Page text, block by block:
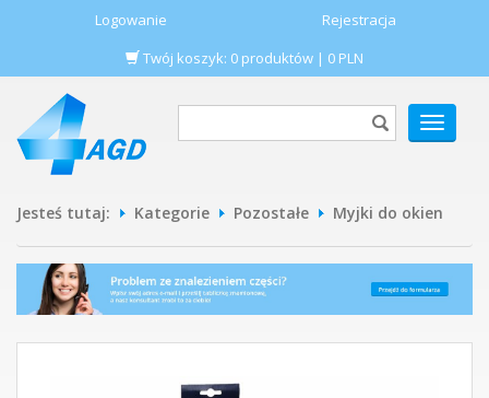
Logowanie
Rejestracja
Twój koszyk: 0 produktów | 0 PLN
POKAŻ
MENU
Jesteś tutaj: Kategorie Pozostałe Myjki do okien